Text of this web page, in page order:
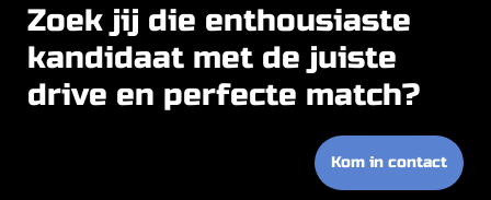
Zoek jij die enthousiaste
kandidaat met de juiste
drive en perfecte match?
Kom in contact